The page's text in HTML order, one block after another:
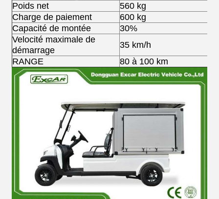
Poids net
560 kg
Charge de paiement
600 kg
Capacité de montée
30%
Velocité maximale de
démarrage
35 km/h
RANGE
80 à 100 km